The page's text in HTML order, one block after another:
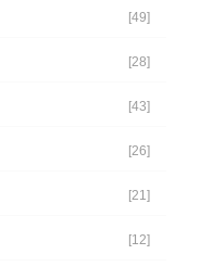
[49]
[28]
[43]
[26]
[21]
[12]